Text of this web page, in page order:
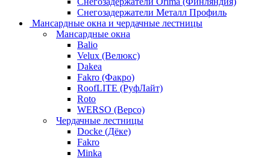
Снегозадержатели Металл Профиль
Мансардные окна и чердачные лестницы
Мансардные окна
Balio
Velux (Велюкс)
Dakea
Fakro (Факро)
RoofLITE (РуфЛайт)
Roto
WERSO (Версо)
Чердачные лестницы
Docke (Дёке)
Fakro
Minka